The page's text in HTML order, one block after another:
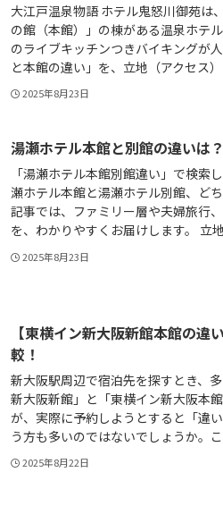
大江戸温泉物語 ホテル鬼怒川御苑は
の館（本館）」の棟がある温泉ホテ
のライブキッチンつきバイキングが
と本館の違い」を、立地（アクセス）
2025年8月23日
湯瀬ホテル本館と別館の違いは
「湯瀬ホテル本館別館違い」で検索
瀬ホテル本館と湯瀬ホテル別館、ど
記事では、ファミリー層や夫婦旅行
を、わかりやすくお届けします。 立
2025年8月23日
【東横イン新大阪新館本館の
較！
新大阪駅周辺で宿泊先を探すとき、
新大阪新館」と「東横イン新大阪本
が、実際に予約しようとすると「違
う方も多いのではないでしょうか。
2025年8月22日